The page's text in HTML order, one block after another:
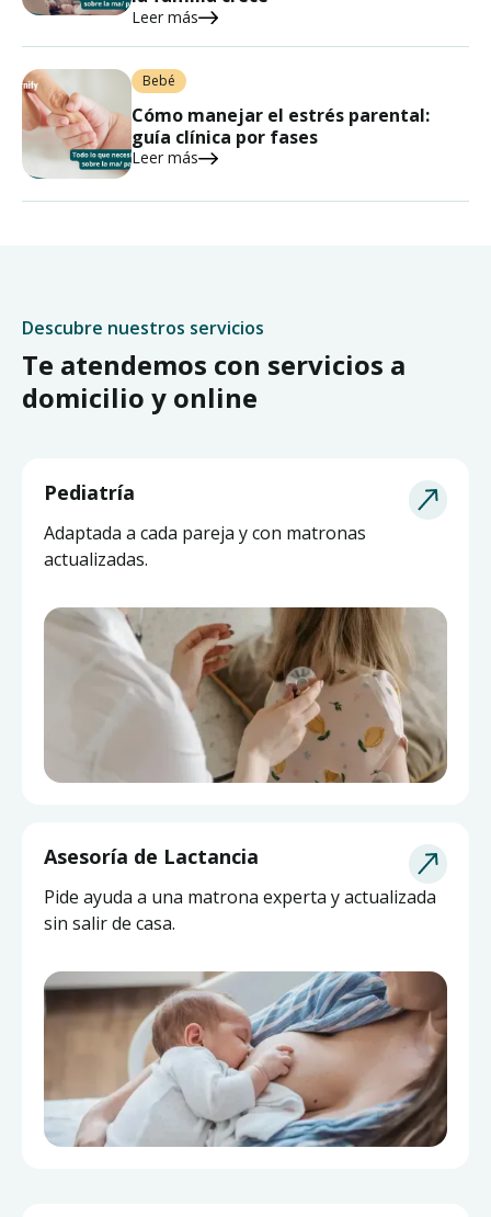
Leer más
Bebé
Cómo manejar el estrés parental:
guía clínica por fases
Leer más
Descubre nuestros servicios
Te atendemos con servicios a
domicilio y online
Pediatría
Adaptada a cada pareja y con matronas
actualizadas.
Asesoría de Lactancia
Pide ayuda a una matrona experta y actualizada
sin salir de casa.